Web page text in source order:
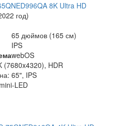
8K Ultra HD
год)
65 дюймов (165 см)
IPS
webOS
(7680x4320), HDR
65", IPS
LED